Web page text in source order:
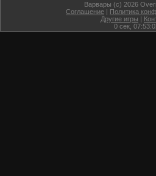
Варвары (c) 2026
Соглашение | Политика
Другие игры |
0 сек,